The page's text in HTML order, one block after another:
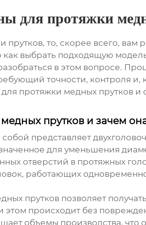
для протяжки
то, скорее всего, вам
как выбрать подходящую
в этом вопросе.
точности, контроля и,
протяжки медных пруткови
прутков и зачем
представляет
для уменьшения
отверстий в протяжных
работающих
прутковпозволяет
происходит без
объемы производства, что